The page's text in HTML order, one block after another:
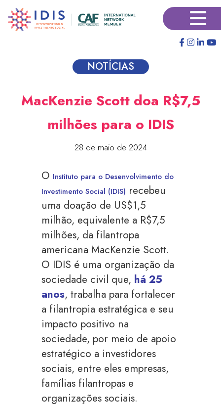
para
×
NOTÍCIAS
MacKenzie Scott doa R$7,5
milhões para o IDIS
28 de maio de 2024
O Instituto para o Desenvolvimento do
Investimento Social (IDIS) recebeu
uma doação de US$1,5
milhão, equivalente a R$7,5
milhões, da filantropa
americana MacKenzie Scott.
O IDIS é uma organização da
sociedade civil que, há 25
anos, trabalha para fortalecer
a filantropia estratégica e seu
impacto positivo na
sociedade, por meio de apoio
estratégico a investidores
sociais, entre eles empresas,
famílias filantropas e
organizações sociais.